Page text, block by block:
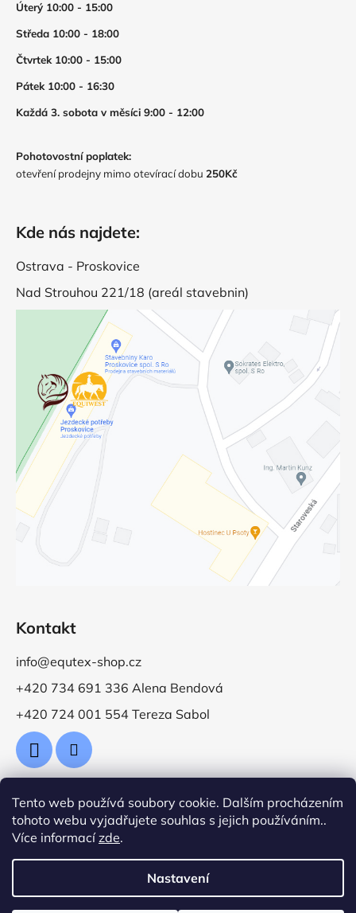
Tento web používá soubory cookie. Dalším procházením
tohoto webu vyjadřujete souhlas s jejich používáním..
Více informacízde.
Nastavení
Úterý 10:00 - 15:00
Středa 10:00 - 18:00
Čtvrtek 10:00 - 15:00
Pátek 10:00 - 16:30
Každá 3. sobota v měsíci 9:00 - 12:00
Pohotovostní poplatek:
otevření prodejny mimo otevírací dobu 250Kč
Kde nás najdete:
Ostrava - Proskovice
Nad Strouhou 221/18 (areál stavebnin)
Kontakt
info@equtex-shop.cz
+420 734 691 336 Alena Bendová
+420 724 001 554 Tereza Sabol
Přijímáme online platby